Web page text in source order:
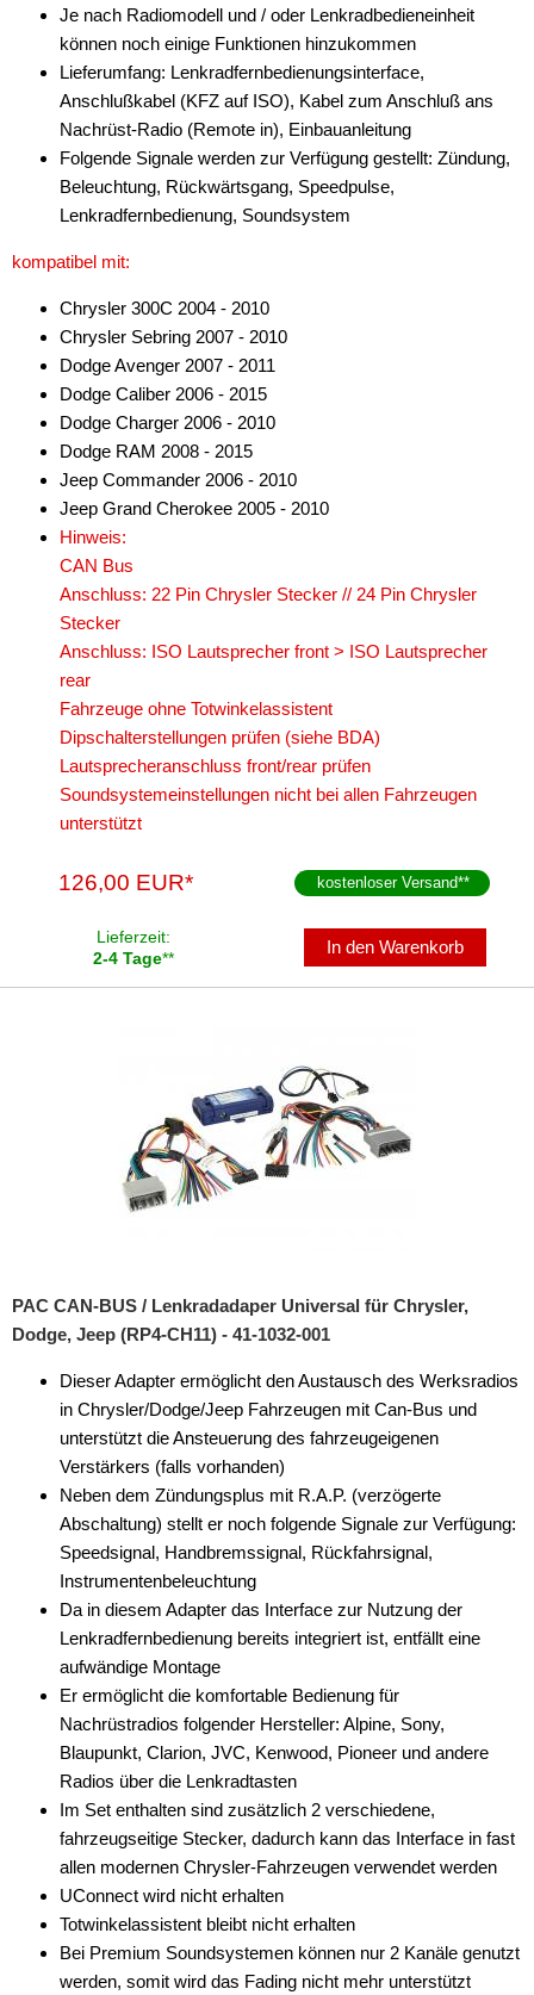
Je nach Radiomodell und / oder Lenkradbedieneinheit
können noch einige Funktionen hinzukommen
Lieferumfang: Lenkradfernbedienungsinterface,
Anschlußkabel (KFZ auf ISO), Kabel zum Anschluß ans
Nachrüst-Radio (Remote in), Einbauanleitung
Folgende Signale werden zur Verfügung gestellt: Zündung,
Beleuchtung, Rückwärtsgang, Speedpulse,
Lenkradfernbedienung, Soundsystem
kompatibel mit:
Chrysler 300C 2004 - 2010
Chrysler Sebring 2007 - 2010
Dodge Avenger 2007 - 2011
Dodge Caliber 2006 - 2015
Dodge Charger 2006 - 2010
Dodge RAM 2008 - 2015
Jeep Commander 2006 - 2010
Jeep Grand Cherokee 2005 - 2010
Hinweis:
CAN Bus
Anschluss: 22 Pin Chrysler Stecker // 24 Pin Chrysler
Stecker
Anschluss: ISO Lautsprecher front > ISO Lautsprecher
rear
Fahrzeuge ohne Totwinkelassistent
Dipschalterstellungen prüfen (siehe BDA)
Lautsprecheranschluss front/rear prüfen
Soundsystemeinstellungen nicht bei allen Fahrzeugen
unterstützt
126,00 EUR* kostenloser Versand**
Lieferzeit:
2-4 Tage**
In den Warenkorb
PAC CAN-BUS / Lenkradadaper Universal für Chrysler,
Dodge, Jeep (RP4-CH11) - 41-1032-001
Dieser Adapter ermöglicht den Austausch des Werksradios
in Chrysler/Dodge/Jeep Fahrzeugen mit Can-Bus und
unterstützt die Ansteuerung des fahrzeugeigenen
Verstärkers (falls vorhanden)
Neben dem Zündungsplus mit R.A.P. (verzögerte
Abschaltung) stellt er noch folgende Signale zur Verfügung:
Speedsignal, Handbremssignal, Rückfahrsignal,
Instrumentenbeleuchtung
Da in diesem Adapter das Interface zur Nutzung der
Lenkradfernbedienung bereits integriert ist, entfällt eine
aufwändige Montage
Er ermöglicht die komfortable Bedienung für
Nachrüstradios folgender Hersteller: Alpine, Sony,
Blaupunkt, Clarion, JVC, Kenwood, Pioneer und andere
Radios über die Lenkradtasten
Im Set enthalten sind zusätzlich 2 verschiedene,
fahrzeugseitige Stecker, dadurch kann das Interface in fast
allen modernen Chrysler-Fahrzeugen verwendet werden
UConnect wird nicht erhalten
Totwinkelassistent bleibt nicht erhalten
Bei Premium Soundsystemen können nur 2 Kanäle genutzt
werden, somit wird das Fading nicht mehr unterstützt